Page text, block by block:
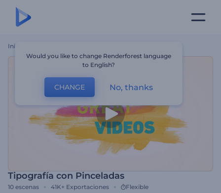
Inicio
Tipografía con Pinceladas
10 escenas 41K+ Exportaciones Flexible
Would you like to change Renderforest language
to English?
CHANGE No, thanks